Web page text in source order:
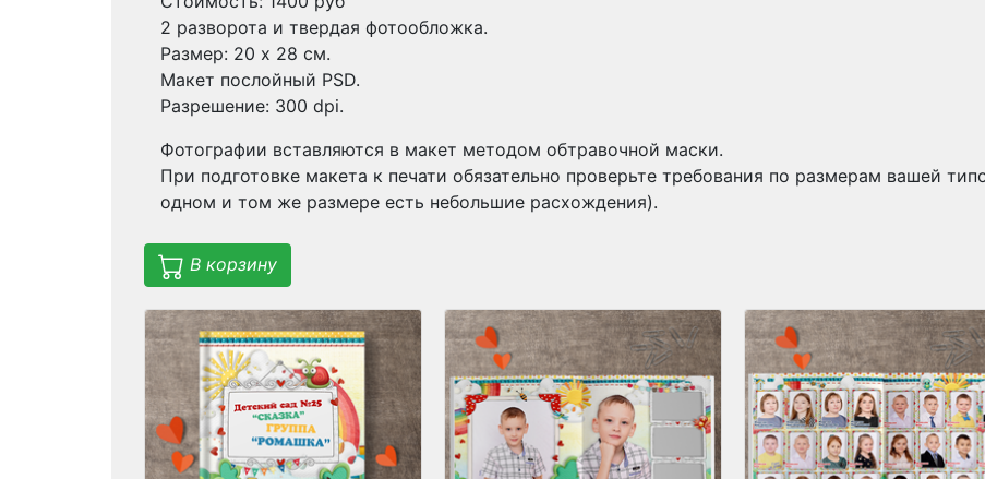
2 разворота и твердая фотообложка.
Размер: 20 х 28 см.
Макет послойный PSD.
Разрешение: 300 dpi.
Фотографии вставляются в макет методом обтравочной маски.
При подготовке макета к печати обязательно проверьте требования по размерам вашей
одном и том же размере есть небольшие расхождения).
В корзину